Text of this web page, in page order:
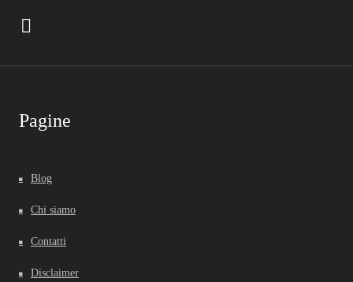
Pagine
Blog
Chi siamo
Contatti
Disclaimer